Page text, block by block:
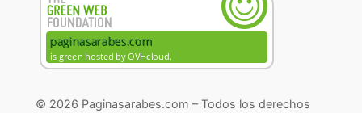
© 2026 Paginasarabes.com – Todos los derechos